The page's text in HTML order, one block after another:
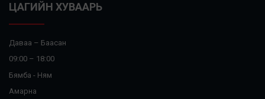
ЦАГИЙН ХУВААРЬ
Даваа – Баасан
09:00 – 18:00
Бямба - Ням
Амарна